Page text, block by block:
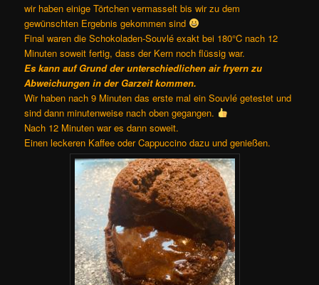
wir haben einige Törtchen vermasselt bis wir zu dem
gewünschten Ergebnis gekommen sind
Final waren die Schokoladen-Souvlé exakt bei 180°C nach 12
Minuten soweit fertig, dass der Kern noch flüssig war.
Es kann auf Grund der unterschiedlichen air fryern zu
Abweichungen in der Garzeit kommen.
Wir haben nach 9 Minuten das erste mal ein Souvlé getestet und
sind dann minutenweise nach oben gegangen.
Nach 12 Minuten war es dann soweit.
Einen leckeren Kaffee oder Cappuccino dazu und genießen.